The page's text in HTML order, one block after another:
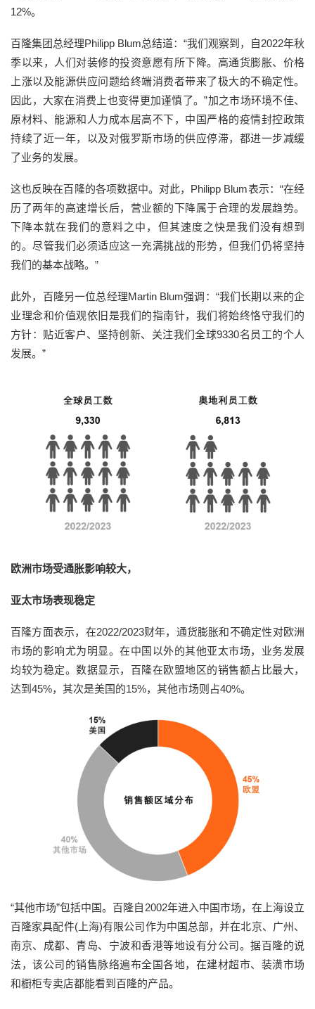
12%。
百隆集团总经理Philipp Blum总结道：“我们观察到，自2022年秋
季以来，人们对装修的投资意愿有所下降。高通货膨胀、价格
上涨以及能源供应问题给终端消费者带来了极大的不确定性。
因此，大家在消费上也变得更加谨慎了。”加之市场环境不佳、
原材料、能源和人力成本居高不下，中国严格的疫情封控政策
持续了近一年，以及对俄罗斯市场的供应停滞，都进一步减缓
了业务的发展。
这也反映在百隆的各项数据中。对此，Philipp Blum表示：“在经
历了两年的高速增长后，营业额的下降属于合理的发展趋势。
下降本就在我们的意料之中，但其速度之快是我们没有想到
的。尽管我们必须适应这一充满挑战的形势，但我们仍将坚持
我们的基本战略。”
此外，百隆另一位总经理Martin Blum强调：“我们长期以来的企
业理念和价值观依旧是我们的指南针，我们将始终恪守我们的
方针：贴近客户、坚持创新、关注我们全球9330名员工的个人
发展。”
欧洲市场受通胀影响较大，
亚太市场表现稳定
百隆方面表示，在2022/2023财年，通货膨胀和不确定性对欧洲
市场的影响尤为明显。在中国以外的其他亚太市场，业务发展
均较为稳定。数据显示，百隆在欧盟地区的销售额占比最大，
达到45%，其次是美国的15%，其他市场则占40%。
“其他市场”包括中国。百隆自2002年进入中国市场，在上海设立
百隆家具配件(上海)有限公司作为中国总部，并在北京、广州、
南京、成都、青岛、宁波和香港等地设有分公司。据百隆的说
法，该公司的销售脉络遍布全国各地，在建材超市、装潢市场
和橱柜专卖店都能看到百隆的产品。